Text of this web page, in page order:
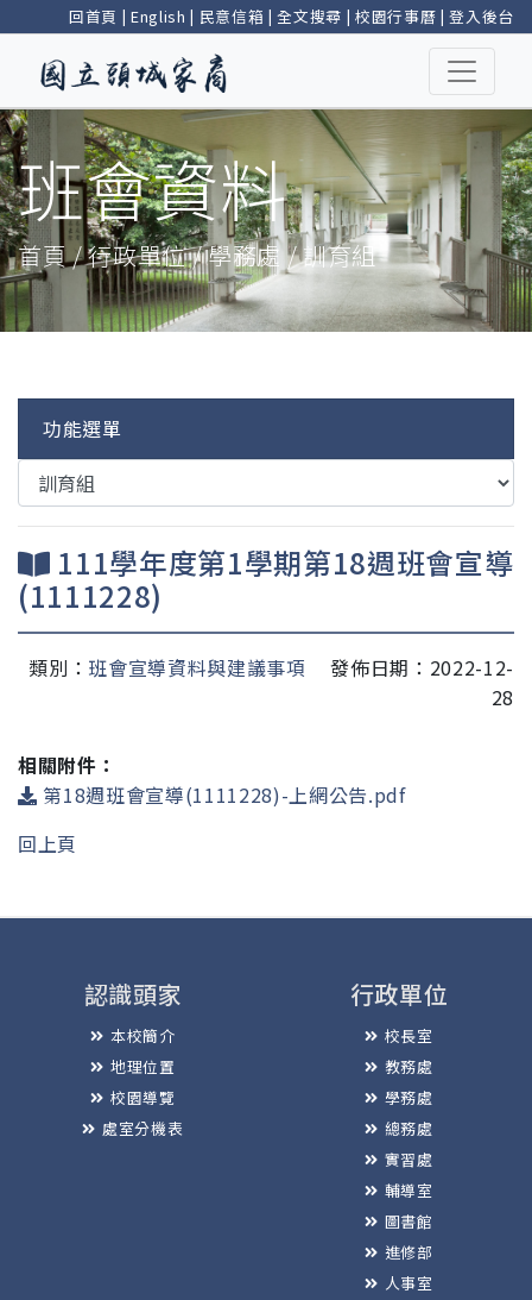
回首頁 | English | 民意信箱 |全文搜尋 | 校園行事曆 |登入後台
班會資料
首頁 / 行政單位 / 學務處 / 訓育組
功能選單
111學年度第1學期第18週班會宣導
(1111228)
類別： 班會宣導資料與建議事項
發佈日期：2022-12-
28
相關附件：
第18週班會宣導(1111228)-上網公告.pdf
回上頁
認識頭家
本校簡介
地理位置
校園導覽
處室分機表
行政單位
校長室
教務處
學務處
總務處
實習處
輔導室
圖書館
進修部
人事室